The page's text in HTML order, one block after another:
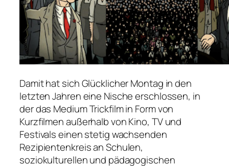
Damit hat sich Glücklicher Montag in den
letzten Jahren eine Nische erschlossen, in
der das Medium Trickfilm in Form von
Kurzfilmen außerhalb von Kino, TV und
Festivals einen stetig wachsenden
Rezipientenkreis an Schulen,
soziokulturellen und pädagogischen